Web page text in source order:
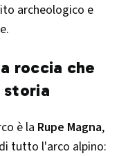
archeologico e
roccia che
storia
è la Rupe Magna,
tutto l'arco alpino: